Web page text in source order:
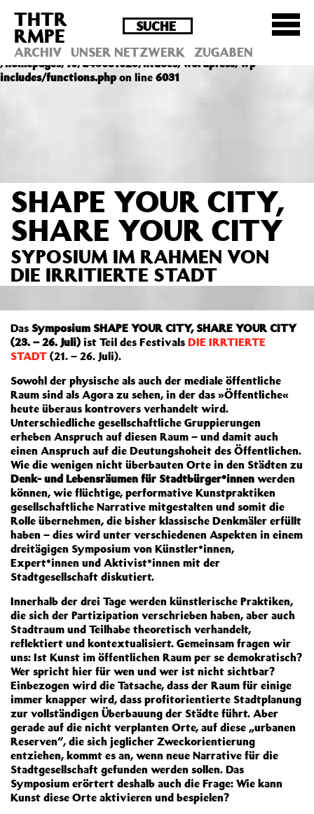
Deprecated : Die Funktion post_permalink ist seit
Version 4.4.0 veraltet! Verwende stattdessen
get_permalink(). in
/homepages/10/d43051023/htdocs/wordpress/wp-
includes/functions.phpon line 6031
THTR
RMPE
ARCHIV UNSER NETZWERK ZUGABEN
SHAPE YOUR CITY,
SHARE YOUR CITY
SYPOSIUM IM RAHMEN VON
DIE IRRITIERTE STADT
Das Symposium SHAPE YOUR CITY, SHARE YOUR CITY
(23. – 26. Juli) ist Teil des Festivals DIE IRRTIERTE
STADT (21. – 26. Juli).
Sowohl der physische als auch der mediale öffentliche
Raum sind als Agora zu sehen, in der das »Öffentliche«
heute überaus kontrovers verhandelt wird.
Unterschiedliche gesellschaftliche Gruppierungen
erheben Anspruch auf diesen Raum – und damit auch
einen Anspruch auf die Deutungshoheit des Öffentlichen.
Wie die wenigen nicht überbauten Orte in den Städten zu
Denk- und Lebensräumen für Stadtbürger*innen werden
können, wie flüchtige, performative Kunstpraktiken
gesellschaftliche Narrative mitgestalten und somit die
Rolle übernehmen, die bisher klassische Denkmäler erfüllt
haben – dies wird unter verschiedenen Aspekten in einem
dreitägigen Symposium von Künstler*innen,
Expert*innen und Aktivist*innen mit der
Stadtgesellschaft diskutiert.
Innerhalb der drei Tage werden künstlerische Praktiken,
die sich der Partizipation verschrieben haben, aber auch
Stadtraum und Teilhabe theoretisch verhandelt,
reflektiert und kontextualisiert. Gemeinsam fragen wir
uns: Ist Kunst im öffentlichen Raum per se demokratisch?
Wer spricht hier für wen und wer ist nicht sichtbar?
Einbezogen wird die Tatsache, dass der Raum für einige
immer knapper wird, dass profitorientierte Stadtplanung
zur vollständigen Überbauung der Städte führt. Aber
gerade auf die nicht verplanten Orte, auf diese „urbanen
Reserven“, die sich jeglicher Zweckorientierung
entziehen, kommt es an, wenn neue Narrative für die
Stadtgesellschaft gefunden werden sollen. Das
Symposium erörtert deshalb auch die Frage: Wie kann
Kunst diese Orte aktivieren und bespielen?